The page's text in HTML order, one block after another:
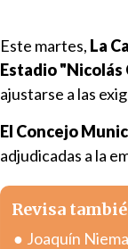
Este martes, La
Estadio "Nicolás
ajustarse a las
El Concejo
adjudicadas a la
Revisa
Joaquín